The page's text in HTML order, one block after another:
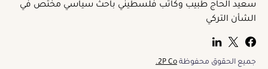
سعيد الحاج طبيب وكاتب فلسطيني باحث سياسي مختص في
الشأن التركي
جميع الحقوق محفوظة 2P Co.